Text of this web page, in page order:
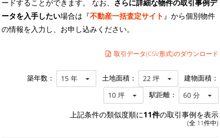
ードすることができます。 なお、 さらに詳細な物件の取引事例デ
ータを入手したい場合は『不動産一括査定サイト 』から個別物件
の情報を入力し、お申し込みください。
取引データ(CSV形式)のダウンロード
築年数： 15 年 土地面積： 22 坪 建物面積：
10 坪 駅距離： 60 分
上記条件の類似度順に11件の取引事例を表示
(全 11件中)